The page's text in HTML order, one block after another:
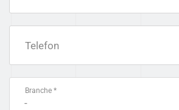
Telefon
Branche *
-